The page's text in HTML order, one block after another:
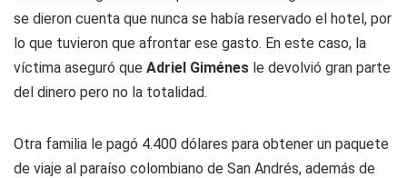
se dieron cuenta que nunca se había reservado el hotel, por
lo que tuvieron que afrontar ese gasto. En este caso, la
víctima aseguró que Adriel Giménes le devolvió gran parte
del dinero pero no la totalidad.
Otra familia le pagó 4.400 dólares para obtener un paquete
de viaje al paraíso colombiano de San Andrés, además de